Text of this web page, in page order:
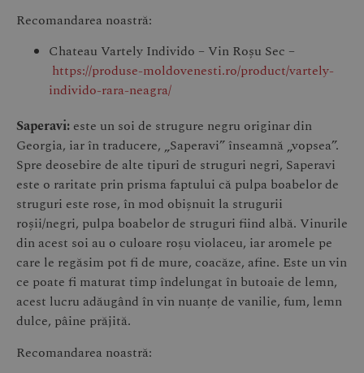
Recomandarea noastră:
Chateau Vartely Individo – Vin Roșu Sec –
https://produse-moldovenesti.ro/product/vartely-
individo-rara-neagra/
Saperavi: este un soi de strugure negru originar din
Georgia, iar în traducere, „Saperavi” înseamnă „vopsea”.
Spre deosebire de alte tipuri de struguri negri, Saperavi
este o raritate prin prisma faptului că pulpa boabelor de
struguri este rose, în mod obișnuit la strugurii
roșii/negri, pulpa boabelor de struguri fiind albă. Vinurile
din acest soi au o culoare roșu violaceu, iar aromele pe
care le regăsim pot fi de mure, coacăze, afine. Este un vin
ce poate fi maturat timp îndelungat în butoaie de lemn,
acest lucru adăugând în vin nuanțe de vanilie, fum, lemn
dulce, pâine prăjită.
Recomandarea noastră: